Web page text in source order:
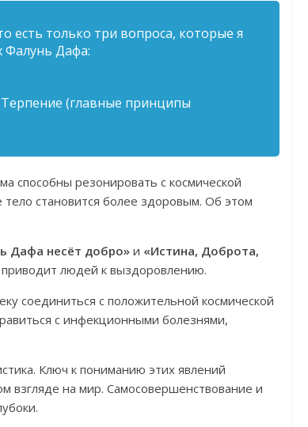
есть только три вопроса, которые я
Фалунь Дафа:
(главные принципы
способны резонировать с космической
тело становится более здоровым. Об этом
Дафа несёт добро» и «Истина, Доброта,
людей к выздоровлению.
соединиться с положительной космической
с инфекционными болезнями,
Ключ к пониманию этих явлений
взгляде на мир. Самосовершенствование и